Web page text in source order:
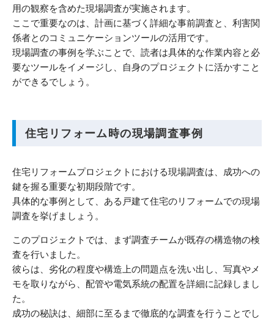
用の観察を含めた現場調査が実施されます。
ここで重要なのは、計画に基づく詳細な事前調査と、利害関
係者とのコミュニケーションツールの活用です。
現場調査の事例を学ぶことで、読者は具体的な作業内容と必
要なツールをイメージし、自身のプロジェクトに活かすこと
ができるでしょう。
住宅リフォーム時の現場調査事例
住宅リフォームプロジェクトにおける現場調査は、成功への
鍵を握る重要な初期段階です。
具体的な事例として、ある戸建て住宅のリフォームでの現場
調査を挙げましょう。
このプロジェクトでは、まず調査チームが既存の構造物の検
査を行いました。
彼らは、劣化の程度や構造上の問題点を洗い出し、写真やメ
モを取りながら、配管や電気系統の配置を詳細に記録しまし
た。
成功の秘訣は、細部に至るまで徹底的な調査を行うことでし